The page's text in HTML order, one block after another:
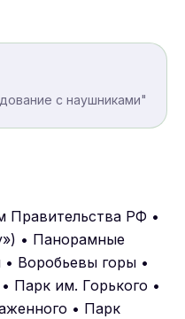
с наушниками"
Правительства РФ •
• Панорамные
Воробьевы горы •
Парк им. Горького •
• Парк